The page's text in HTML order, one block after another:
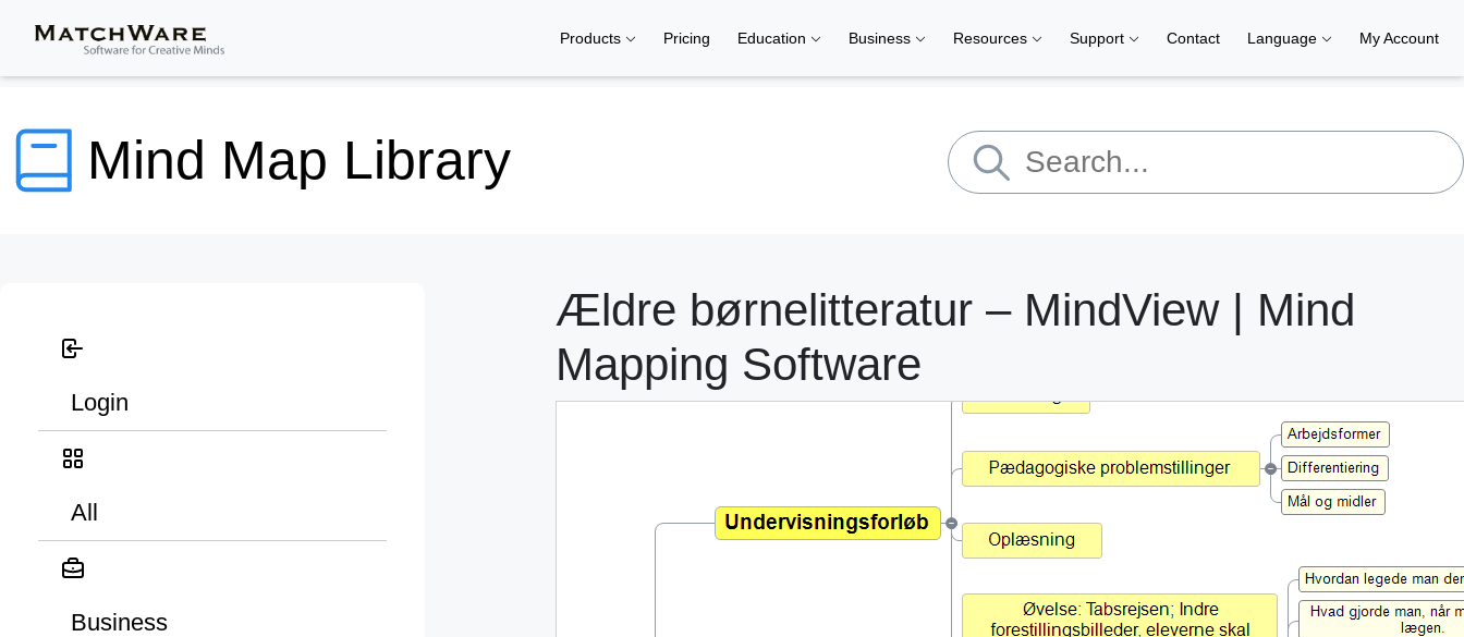
Products Pricing Education Business Resources Support Contact Language My Account
Mind Map Library
Login
All
Business
Ældre børnelitteratur – MindView | Mind
Mapping Software